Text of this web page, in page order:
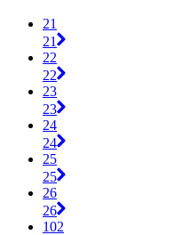
21
21
22
22
23
23
24
24
25
25
26
26
102